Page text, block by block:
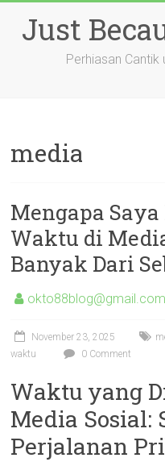
contentJust
Perhiasan
media
Mengapa
Waktu di
Banyak Dari
okto88blog@gmail.com
November 23, 2025
waktu
0 Comment
Waktu yang
Media Sosial:
Perjalanan